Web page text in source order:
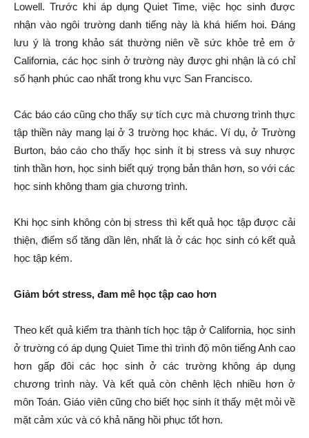
Lowell. Trước khi áp dụng Quiet Time, việc học sinh được
nhận vào ngôi trường danh tiếng này là khá hiếm hoi. Đáng
lưu ý là trong khảo sát thường niên về sức khỏe trẻ em ở
California, các học sinh ở trường này được ghi nhận là có chỉ
số hạnh phúc cao nhất trong khu vực San Francisco.
Các báo cáo cũng cho thấy sự tích cực mà chương trình thực
tập thiền này mang lại ở 3 trường học khác. Ví dụ, ở Trường
Burton, báo cáo cho thấy học sinh ít bị stress và suy nhược
tinh thần hơn, học sinh biết quý trọng bản thân hơn, so với các
học sinh không tham gia chương trình.
Khi học sinh không còn bị stress thì kết quả học tập được cải
thiện, điểm số tăng dần lên, nhất là ở các học sinh có kết quả
học tập kém.
Giảm bớt stress, đam mê học tập cao hơn
Theo kết quả kiểm tra thành tích học tập ở California, học sinh
ở trường có áp dụng Quiet Time thì trình độ môn tiếng Anh cao
hơn gấp đôi các học sinh ở các trường không áp dụng
chương trình này. Và kết quả còn chênh lệch nhiều hơn ở
môn Toán. Giáo viên cũng cho biết học sinh ít thấy mệt mỏi về
mặt cảm xúc và có khả năng hồi phục tốt hơn.